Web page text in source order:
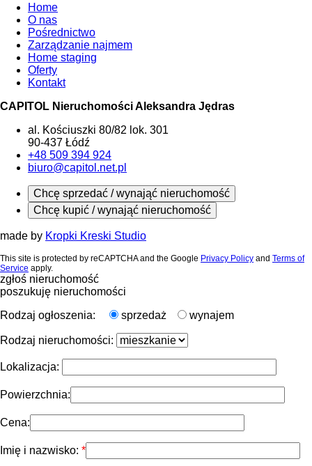
Home
O nas
Pośrednictwo
Zarządzanie najmem
Home staging
Oferty
Kontakt
CAPITOL Nieruchomości Aleksandra Jędras
al. Kościuszki 80/82 lok. 301
90-437 Łódź
+48 509 394 924
biuro@capitol.net.pl
Chcę sprzedać / wynająć nieruchomość
Chcę kupić / wynająć nieruchomość
made by Kropki Kreski Studio
This site is protected by reCAPTCHA and the Google Privacy Policy and Terms of
Service apply.
zgłoś nieruchomość
poszukuję nieruchomości
Rodzaj ogłoszenia:
sprzedaż wynajem
Rodzaj nieruchomości:
Lokalizacja:
Powierzchnia:
Cena:
Imię i nazwisko: